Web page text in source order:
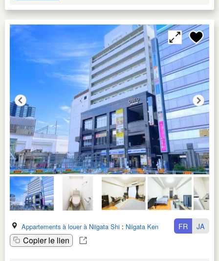
Appartements à louer à Niigata Shi : Niigata Ken
Copier le lien
FR JA